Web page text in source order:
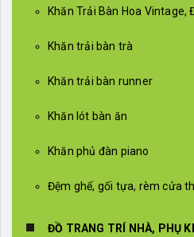
Khăn Trải Bàn Hoa Vintage,
Khăn trải bàn trà
Khăn trải bàn runner
Khăn lót bàn ăn
Khăn phủ đàn piano
Đệm ghế, gối tựa, rèm cửa
ĐỒ TRANG TRÍ NHÀ, PHỤ